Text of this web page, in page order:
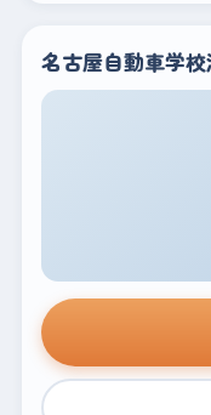
名古屋自動車学